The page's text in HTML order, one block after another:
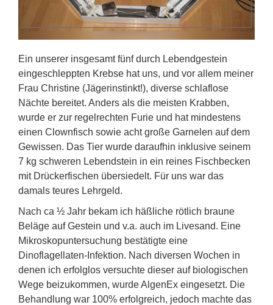
Ein unserer insgesamt fünf durch Lebendgestein
eingeschleppten Krebse hat uns, und vor allem meiner
Frau Christine (Jägerinstinkt!), diverse schlaflose
Nächte bereitet. Anders als die meisten Krabben,
wurde er zur regelrechten Furie und hat mindestens
einen Clownfisch sowie acht große Garnelen auf dem
Gewissen. Das Tier wurde daraufhin inklusive seinem
7 kg schweren Lebendstein in ein reines Fischbecken
mit Drückerfischen übersiedelt. Für uns war das
damals teures Lehrgeld.
Nach ca ½ Jahr bekam ich häßliche rötlich braune
Beläge auf Gestein und v.a. auch im Livesand. Eine
Mikroskopuntersuchung bestätigte eine
Dinoflagellaten-Infektion. Nach diversen Wochen in
denen ich erfolglos versuchte dieser auf biologischen
Wege beizukommen, wurde AlgenEx eingesetzt. Die
Behandlung war 100% erfolgreich, jedoch machte das